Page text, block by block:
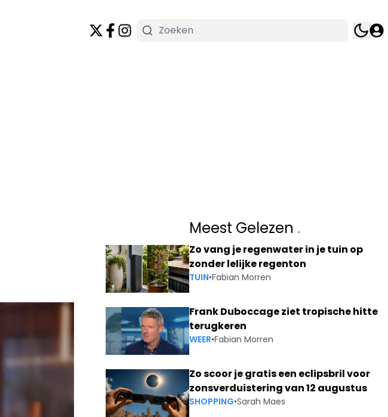
Meest Gelezen .
Zo vang je regenwater in je tuin op
zonder lelijke regenton
TUIN•Fabian Morren
Frank Duboccage ziet tropische hitte
terugkeren
WEER•Fabian Morren
Zo scoor je gratis een eclipsbril voor
zonsverduistering van 12 augustus
SHOPPING•Sarah Maes